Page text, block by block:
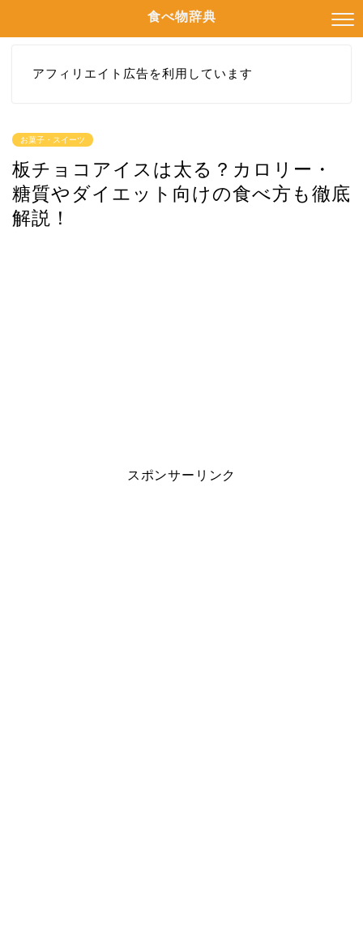
食べ物辞典
アフィリエイト広告を利用しています
お菓子・スイーツ
板チョコアイスは太る？カロリー・
糖質やダイエット向けの食べ方も徹底
解説！
スポンサーリンク